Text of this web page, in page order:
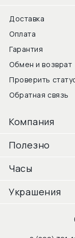
Доставка
Оплата
Гарантия
Обмен и возврат
Проверить
Обратная связь
Компания
Полезно
Часы
Украшения